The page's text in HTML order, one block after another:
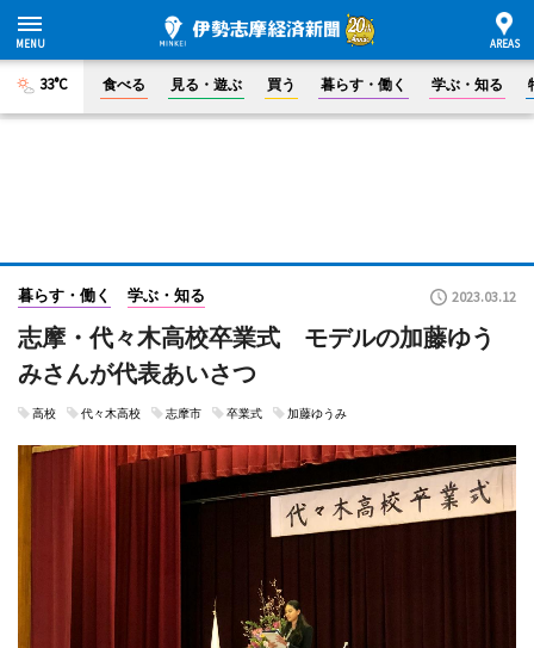
33°C 食べる 見る・遊ぶ 買う 暮らす・働く 学ぶ・知る
暮らす・働く 学ぶ・知る 2023.03.12
志摩・代々木高校卒業式 モデルの加藤ゆう
みさんが代表あいさつ
高校 代々木高校 志摩市 卒業式 加藤ゆうみ